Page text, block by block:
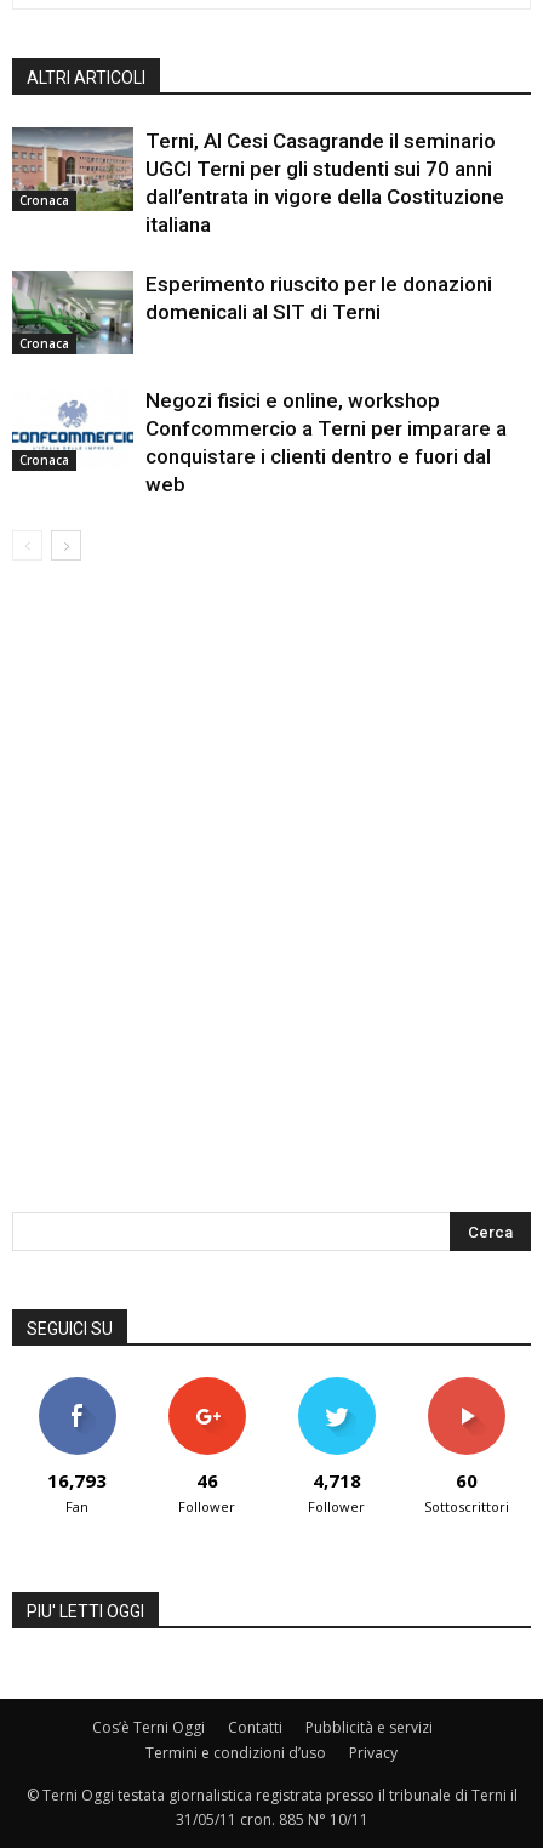
ALTRI ARTICOLI
Cronaca
Terni, Al Cesi Casagrande il seminario
UGCI Terni per gli studenti sui 70 anni
dall’entrata in vigore della Costituzione
italiana
Cronaca
Esperimento riuscito per le donazioni
domenicali al SIT di Terni
Cronaca
Negozi fisici e online, workshop
Confcommercio a Terni per imparare a
conquistare i clienti dentro e fuori dal
web
SEGUICI SU
16,793
Fan
46
Follower
4,718
Follower
60
Sottoscrittori
PIU' LETTI OGGI
Cos’è Terni Oggi Contatti
Pubblicità e servizi
Termini e condizioni d’uso
Privacy
© Terni Oggi testata giornalistica registrata presso il tribunale di Terni il
31/05/11 cron. 885 N° 10/11